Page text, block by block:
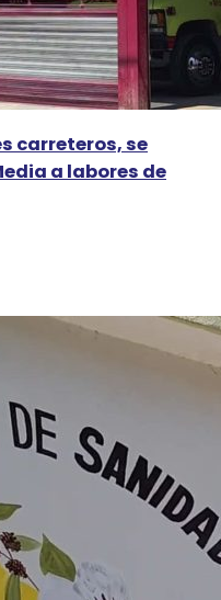
carreteros, se
a labores de